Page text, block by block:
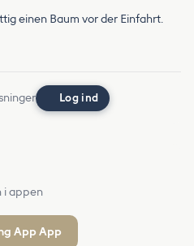
einen Baum vor der Einfahrt.
Log ind
i appen
App App